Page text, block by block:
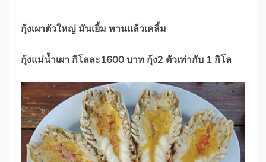
กุ้งเผาตัวใหญ่ มันเยิ้ม ทานแล้วเคลิ้ม
กุ้งแม่น้ำเผา กิโลละ1600 บาท กุ้ง2 ตัวเท่ากับ 1 กิโล